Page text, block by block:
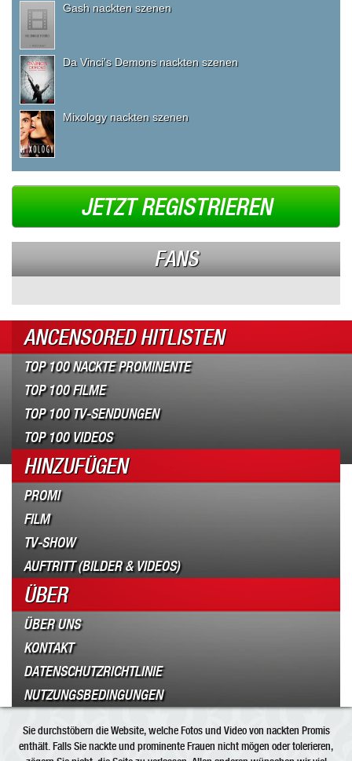
Gash nackten szenen
Da Vinci's Demons nackten szenen
Mixology nackten szenen
JETZT REGISTRIEREN
FANS
ANCENSORED HITLISTEN
TOP 100 NACKTE PROMINENTE
TOP 100 FILME
TOP 100 TV-SENDUNGEN
TOP 100 VIDEOS
HINZUFÜGEN
PROMI
FILM
TV-SHOW
AUFTRITT (BILDER & VIDEOS)
ÜBER
ÜBER UNS
KONTAKT
DATENSCHUTZRICHTLINIE
NUTZUNGSBEDINGUNGEN
Sie durchstöbern die Website, welche Fotos und Video von nackten Promis
enthält. Falls Sie nackte und prominente Frauen nicht mögen oder tolerieren,